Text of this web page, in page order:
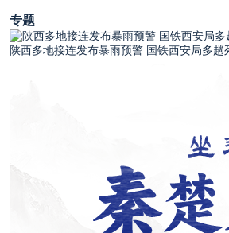
专题
陕西多地接连发布暴雨预警 国铁西安局多趟